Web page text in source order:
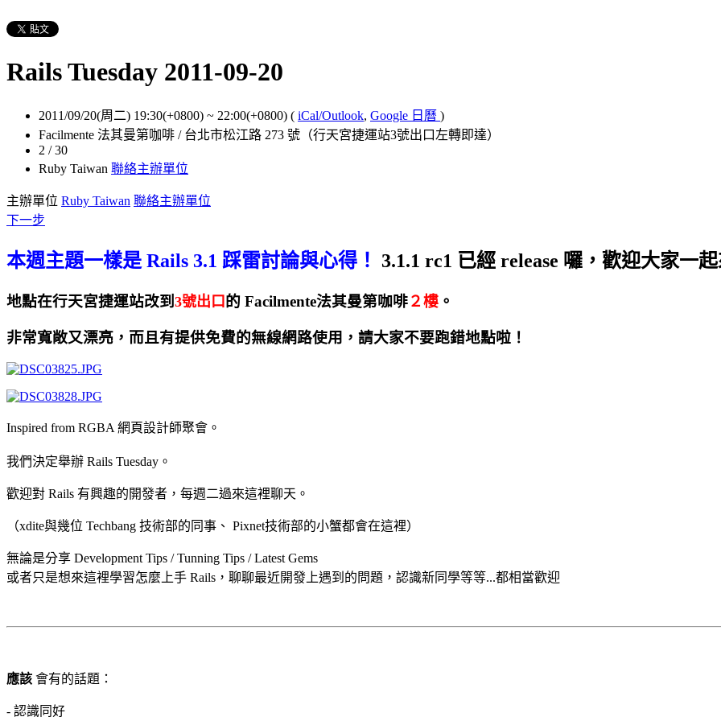
Rails Tuesday 2011-09-20
2011/09/20(周二) 19:30(+0800) ~ 22:00(+0800) ( iCal/Outlook, Google 日曆 )
Facilmente 法其曼第咖啡 / 台北市松江路 273 號（行天宮捷運站3號出口左轉即達）
2 / 30
Ruby Taiwan 聯絡主辦單位
主辦單位 Ruby Taiwan 聯絡主辦單位
下一步
本週主題一樣是 Rails 3.1 踩雷討論與心得！ 3.1.1 rc1 已經 release 囉，歡迎大家一起
地點在行天宮捷運站改到 3號出口 的 Facilmente法其曼第咖啡２樓 。
非常寬敞又漂亮，而且有提供免費的無線網路使用，請大家不要跑錯地點啦！
Inspired from RGBA 網頁設計師聚會。
我們決定舉辦 Rails Tuesday。
歡迎對 Rails 有興趣的開發者，每週二過來這裡聊天。
（xdite與幾位 Techbang 技術部的同事、 Pixnet技術部的小蟹都會在這裡）
無論是分享 Development Tips / Tunning Tips / Latest Gems
或者只是想來這裡學習怎麼上手 Rails，聊聊最近開發上遇到的問題，認識新同學等等...都相當歡迎
應該 會有的話題：
- 認識同好